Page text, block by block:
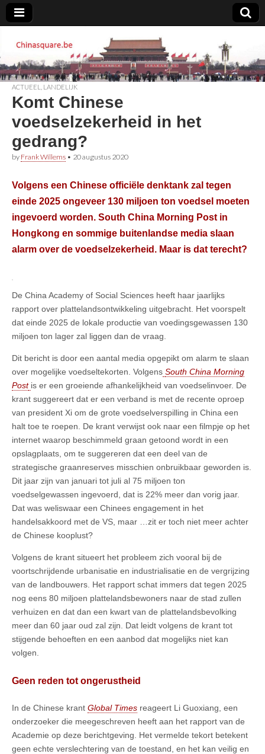
Chinasquare.be
ACTUEEL LANDELIJK
Komt Chinese
voedselzekerheid in het
gedrang?
by Frank Willems • 20 augustus 2020
Volgens een Chinese officiële denktank zal tegen
einde 2025 ongeveer 130 miljoen ton voedsel moeten
ingevoerd worden. South China Morning Post in
Hongkong en sommige buitenlandse media slaan
alarm over de voedselzekerheid. Maar is dat terecht?
De China Academy of Social Sciences heeft haar jaarlijks
rapport over plattelandsontwikkeling uitgebracht. Het voorspelt
dat einde 2025 de lokale productie van voedingsgewassen 130
miljoen ton lager zal liggen dan de vraag.
Dit bericht is door een aantal media opgepikt om alarm te slaan
over mogelijke voedseltekorten. Volgens South China Morning
Post is er een groeiende afhankelijkheid van voedselinvoer. De
krant suggereert dat er een verband is met de recente oproep
van president Xi om de grote voedselverspilling in China een
halt toe te roepen. De krant verwijst ook naar een filmpje op het
internet waarop beschimmeld graan getoond wordt in een
opslagplaats, om te suggereren dat een deel van de
strategische graanreserves misschien onbruikbaar geworden is.
Dit jaar zijn van januari tot juli al 75 miljoen ton
voedselgewassen ingevoerd, dat is 22% meer dan vorig jaar.
Dat was weliswaar een Chinees engagement in het
handelsakkoord met de VS, maar …zit er toch niet meer achter
de Chinese kooplust?
Volgens de krant situeert het probleem zich vooral bij de
voortschrijdende urbanisatie en industrialisatie en de vergrijzing
van de landbouwers. Het rapport schat immers dat tegen 2025
nog eens 80 miljoen plattelandsbewoners naar de stad zullen
verhuizen en dat dan een kwart van de plattelandsbevolking
meer dan 60 jaar oud zal zijn. Dat leidt volgens de krant tot
stijgende behoeften en een aanbod dat mogelijks niet kan
volgen.
Geen reden tot ongerustheid
In de Chinese krant Global Times reageert Li Guoxiang, een
onderzoeker die meegeschreven heeft aan het rapport van de
Academie op deze berichtgeving. Het vermelde tekort betekent
geen echte verslechtering van de toestand, en het kan veilig en